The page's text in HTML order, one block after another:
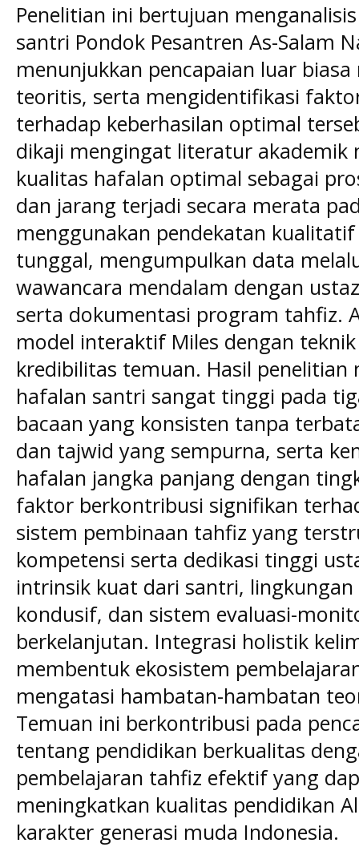
Penelitian ini bertujuan
santri Pondok Pesantren As-Salam
menunjukkan pencapaian luar
teoritis, serta mengidentifikasi
terhadap keberhasilan optimal
dikaji mengingat literatur akademik
kualitas hafalan optimal sebagai
dan jarang terjadi secara merata
menggunakan pendekatan
tunggal, mengumpulkan data
wawancara mendalam dengan
serta dokumentasi program tahfiz.
model interaktif Miles dengan
kredibilitas temuan. Hasil penelitian
hafalan santri sangat tinggi pada
bacaan yang konsisten tanpa
dan tajwid yang sempurna, serta
hafalan jangka panjang dengan
faktor berkontribusi signifikan
sistem pembinaan tahfiz yang
kompetensi serta dedikasi tinggi
intrinsik kuat dari santri,
kondusif, dan sistem evaluasi-
berkelanjutan. Integrasi holistik
membentuk ekosistem
mengatasi hambatan-hambatan
Temuan ini berkontribusi pada
tentang pendidikan berkualitas
pembelajaran tahfiz efektif yang
meningkatkan kualitas pendidikan
karakter generasi muda Indonesia.